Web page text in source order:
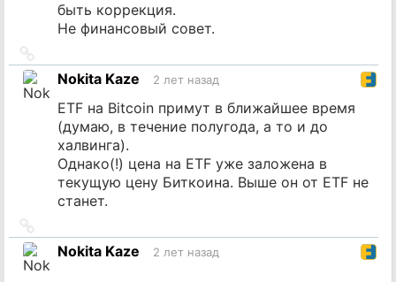
быть коррекция.
Не финансовый совет.
на
источник
Nokita Kaze 2 лет назад
ETF на Bitcoin примут в ближайшее время
(думаю, в течение полугода, а то и до
халвинга).
Однако(!) цена на ETF уже заложена в
текущую цену Биткоина. Выше он от ETF не
станет.
на
источник
Nokita Kaze 2 лет назад